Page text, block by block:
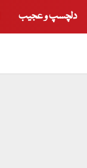
دلچسپ و عجیب